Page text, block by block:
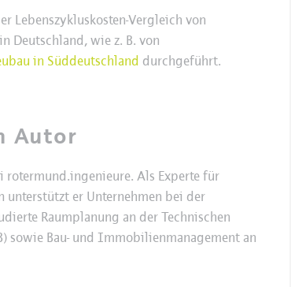
Lebenszykluskosten-Vergleich von
Deutschland, wie z. B. von
in Süddeutschland durchgeführt.
Autor
rotermund.ingenieure. Als Experte für
unterstützt er Unternehmen bei der
Raumplanung an der Technischen
sowie Bau- und Immobilienmanagement an